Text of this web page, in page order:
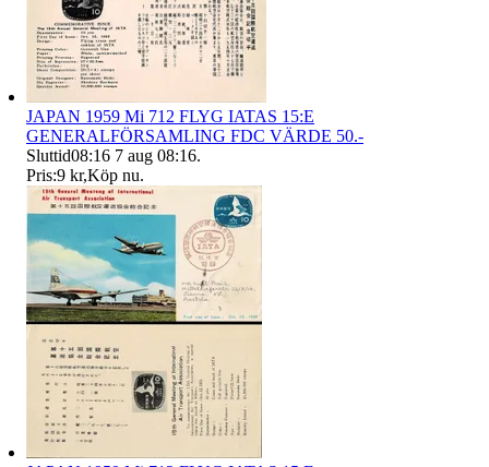
JAPAN 1959 Mi 712 FLYG IATAS 15:E
GENERALFÖRSAMLING FDC VÄRDE 50.-
Sluttid08:16 7 aug 08:16.
Pris:9 kr,Köp nu.